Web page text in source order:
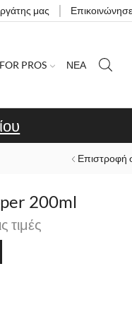
μας
FOR PROS ΝΕΑ
Επιστροφή
200ml
τιμές